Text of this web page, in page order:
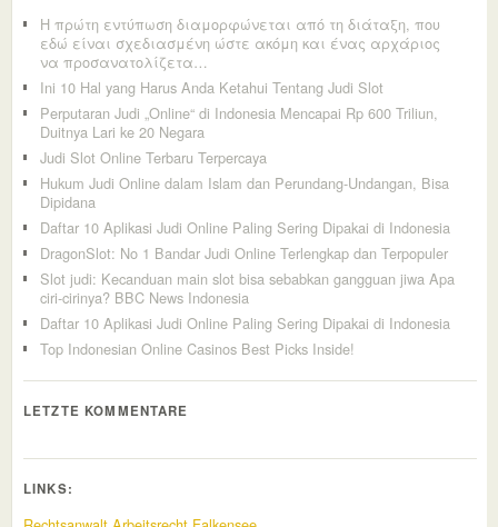
Η πρώτη εντύπωση διαμορφώνεται από τη διάταξη, που
εδώ είναι σχεδιασμένη ώστε ακόμη και ένας αρχάριος
να προσανατολίζετα…
Ini 10 Hal yang Harus Anda Ketahui Tentang Judi Slot
Perputaran Judi „Online“ di Indonesia Mencapai Rp 600 Triliun,
Duitnya Lari ke 20 Negara
Judi Slot Online Terbaru Terpercaya
Hukum Judi Online dalam Islam dan Perundang-Undangan, Bisa
Dipidana
Daftar 10 Aplikasi Judi Online Paling Sering Dipakai di Indonesia
DragonSlot: No 1 Bandar Judi Online Terlengkap dan Terpopuler
Slot judi: Kecanduan main slot bisa sebabkan gangguan jiwa Apa
ciri-cirinya? BBC News Indonesia
Daftar 10 Aplikasi Judi Online Paling Sering Dipakai di Indonesia
Top Indonesian Online Casinos Best Picks Inside!
LETZTE KOMMENTARE
LINKS: